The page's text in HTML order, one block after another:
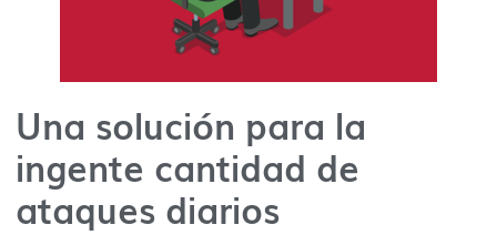
Una solución para la
ingente cantidad de
ataques diarios